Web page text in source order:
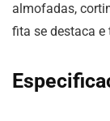
almofadas,
fita se destaca